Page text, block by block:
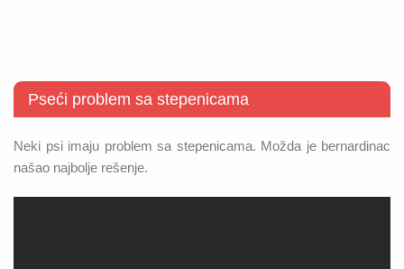
Pseći problem sa stepenicama
Neki psi imaju problem sa stepenicama. Možda je bernardinac
našao najbolje rešenje.